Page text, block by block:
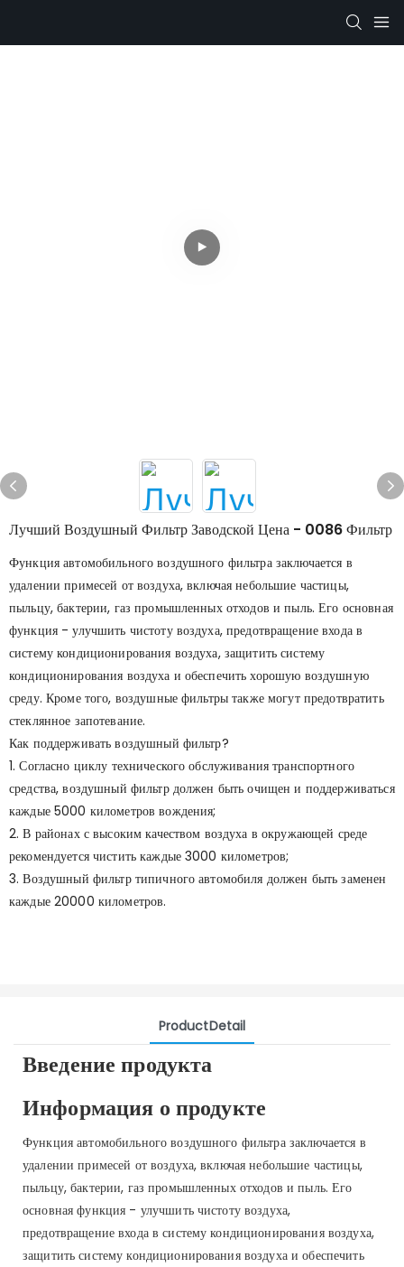
Лучший Воздушный Фильтр Заводской Цена - 0086 Фильтр
Функция автомобильного воздушного фильтра заключается в
удалении примесей от воздуха, включая небольшие частицы,
пыльцу, бактерии, газ промышленных отходов и пыль. Его основная
функция - улучшить чистоту воздуха, предотвращение входа в
систему кондиционирования воздуха, защитить систему
кондиционирования воздуха и обеспечить хорошую воздушную
среду. Кроме того, воздушные фильтры также могут предотвратить
стеклянное запотевание.
Как поддерживать воздушный фильтр?
1. Согласно циклу технического обслуживания транспортного
средства, воздушный фильтр должен быть очищен и поддерживаться
каждые 5000 километров вождения;
2. В районах с высоким качеством воздуха в окружающей среде
рекомендуется чистить каждые 3000 километров;
3. Воздушный фильтр типичного автомобиля должен быть заменен
каждые 20000 километров.
ProductDetail
Введение продукта
Информация о продукте
Функция автомобильного воздушного фильтра заключается в
удалении примесей от воздуха, включая небольшие частицы,
пыльцу, бактерии, газ промышленных отходов и пыль. Его
основная функция - улучшить чистоту воздуха,
предотвращение входа в систему кондиционирования воздуха,
защитить систему кондиционирования воздуха и обеспечить